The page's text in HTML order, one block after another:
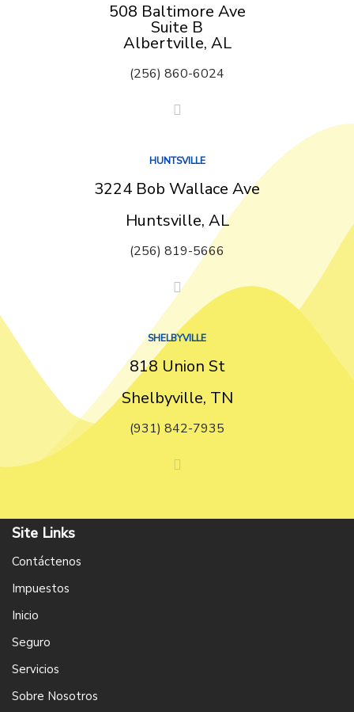
508 Baltimore Ave
Suite B
Albertville, AL
(256) 860-6024
HUNTSVILLE
3224 Bob Wallace Ave
Huntsville, AL
(256) 819-5666
SHELBYVILLE
818 Union St
Shelbyville, TN
(931) 842-7935
Site Links
Contáctenos
Impuestos
Inicio
Seguro
Servicios
Sobre Nosotros